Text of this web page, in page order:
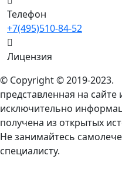
Телефон
+7(495)510-84-52
Лицензия
© Copyright © 2019-2023.
представленная на
исключительно
получена из открытых
Не занимайтесь
специалисту.